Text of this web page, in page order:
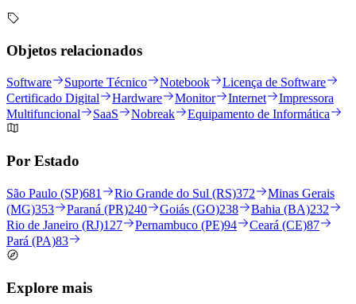
Objetos relacionados
Software Suporte Técnico Notebook
Licença de Software
Certificado Digital
Hardware Monitor Internet
Impressora
Multifuncional
SaaS Nobreak Equipamento de Informática
Por Estado
São Paulo (SP)681 Rio Grande do Sul (RS)372
Minas Gerais
(MG)353 Paraná (PR)240 Goiás (GO)238 Bahia (BA)232
Rio de Janeiro (RJ)127 Pernambuco (PE)94 Ceará (CE)87
Pará (PA)83
Explore mais